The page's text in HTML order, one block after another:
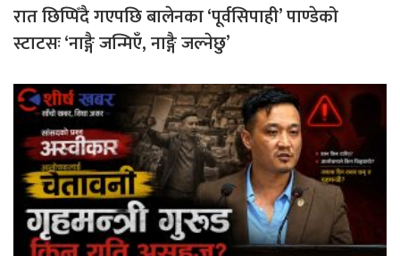
रात छिप्पिँदै गएपछि बालेनका ‘पूर्वसिपाही’ पाण्डेको
स्टाटसः ‘नाङ्गै जन्मिएँ, नाङ्गै जल्नेछु’